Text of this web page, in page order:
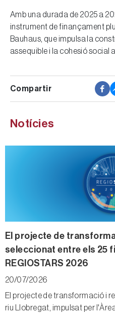
Amb una durada de 2025 a
instrument de finançament
Bauhaus, que impulsa la
assequible i la cohesió social
Notícies
El projecte de
seleccionat entre els 25
REGIOSTARS 2026
20/07/2026
El projecte de transformació i
riu Llobregat, impulsat per